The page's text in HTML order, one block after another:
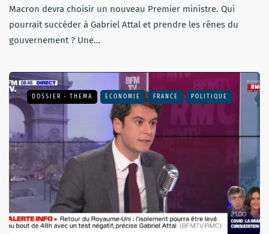
Macron devra choisir un nouveau Premier ministre. Qui
pourrait succéder à Gabriel Attal et prendre les rênes du
gouvernement ? Une…
DOSSIER - THEMA ECONOMIE FRANCE POLITIQUE